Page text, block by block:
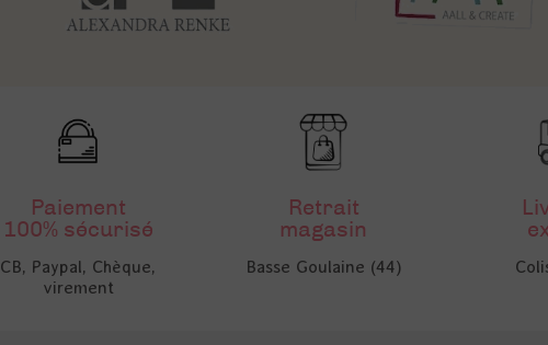
Paiement
100% sécurisé
CB, Paypal, Chèque,
virement
Retrait
magasin
Basse Goulaine (44)